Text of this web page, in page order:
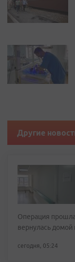
Другие
Операция
вернулась
сегодня, 05:24